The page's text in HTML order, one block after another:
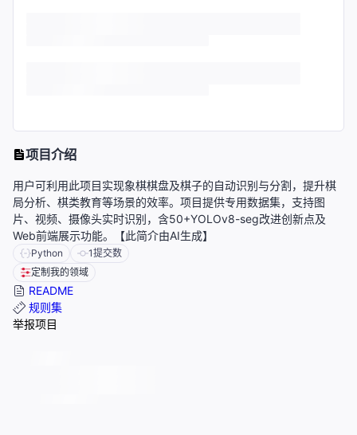
项目介绍
用户可利用此项目实现象棋棋盘及棋子的自动识别与分割，提升棋
局分析、棋类教育等场景的效率。项目提供专用数据集，支持图
片、视频、摄像头实时识别，含50+YOLOv8-seg改进创新点及
Web前端展示功能。【此简介由AI生成】
Python 1提交数
定制我的领域
README
规则集
举报项目